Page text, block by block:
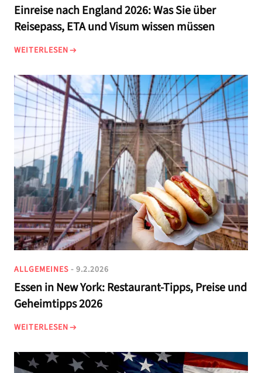
Einreise nach England 2026: Was Sie über
Reisepass, ETA und Visum wissen müssen
WEITERLESEN
ALLGEMEINES - 9.2.2026
Essen in New York: Restaurant-Tipps, Preise und
Geheimtipps 2026
WEITERLESEN